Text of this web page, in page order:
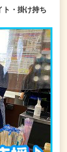
ト・掛け持ち